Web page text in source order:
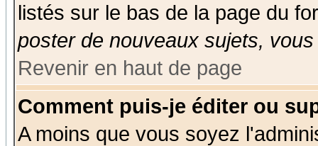
listés sur le bas de la page du
poster de nouveaux sujets,
Revenir en haut de page
Comment puis-je éditer ou
A moins que vous soyez